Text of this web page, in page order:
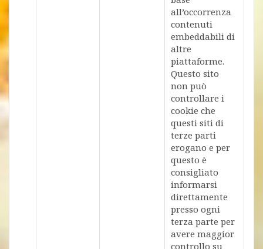
all’occorrenza
contenuti
embeddabili di
altre
piattaforme.
Questo sito
non può
controllare i
cookie che
questi siti di
terze parti
erogano e per
questo è
consigliato
informarsi
direttamente
presso ogni
terza parte per
avere maggior
controllo su